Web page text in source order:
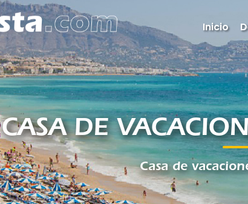
CASA DE
Casa de
Inicio